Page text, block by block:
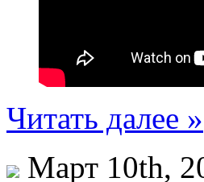
Читать далее »
Март 10th,